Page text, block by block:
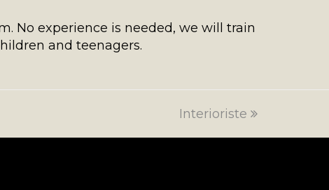
No experience is needed, we will train
and teenagers.
next
Interioriste